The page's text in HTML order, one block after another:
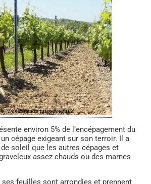
environ 5% de l’encépagement du
cépage exigeant sur son terroir. Il a
soleil que les autres cépages et
assez chauds ou des marnes
ses feuilles sont arrondies et prennent